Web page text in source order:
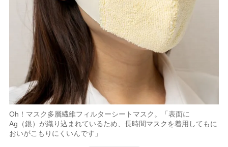
Oh！マスク多層繊維フィルターシートマスク。「表面に
Ag（銀）が織り込まれているため、長時間マスクを着用してもに
おいがこもりにくいんです」